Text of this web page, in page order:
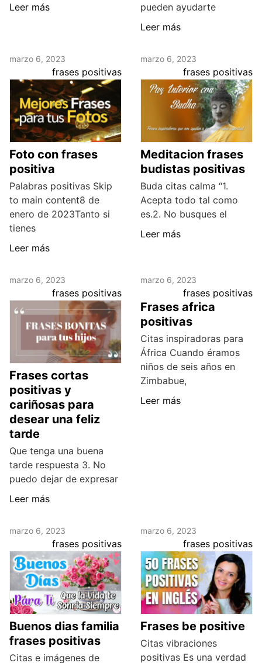
Leer más
pueden ayudarte
Leer más
marzo 6, 2023
frases positivas
Foto con frases
positiva
Palabras positivas Skip
to main content8 de
enero de 2023Tanto si
tienes
Leer más
marzo 6, 2023
frases positivas
Meditacion frases
budistas positivas
Buda citas calma “1.
Acepta todo tal como
es.2. No busques el
Leer más
marzo 6, 2023
frases positivas
Frases cortas
positivas y
cariñosas para
desear una feliz
tarde
Que tenga una buena
tarde respuesta 3. No
puedo dejar de expresar
Leer más
marzo 6, 2023
frases positivas
Frases africa
positivas
Citas inspiradoras para
África Cuando éramos
niños de seis años en
Zimbabue,
Leer más
marzo 6, 2023
frases positivas
Buenos dias familia
frases positivas
Citas e imágenes de
marzo 6, 2023
frases positivas
Frases be positive
Citas vibraciones
positivas Es una verdad